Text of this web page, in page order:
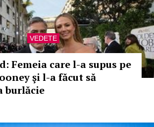
VEDETE
Femeia care l-a supus pe
şi l-a făcut să
burlăcie